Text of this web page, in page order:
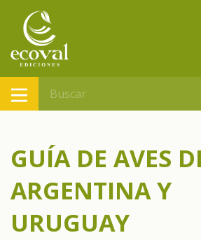
GUÍA DE AVES
ARGENTINA Y
URUGUAY